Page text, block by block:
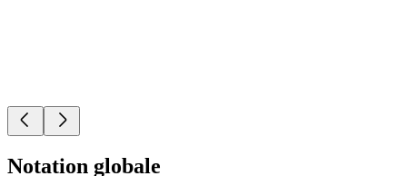
Notation globale